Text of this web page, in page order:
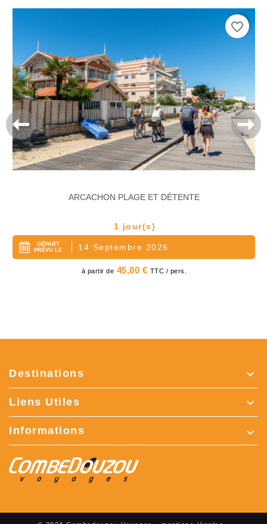
ARCACHON PLAGE ET DÉTENTE
1 jour(s)
DÉPART
PRÉVU LE
14 Septembre 2026
Prix
à partir de 45,00 € TTC / pers.
favorite_border
Destinations 
Liens Utiles 
Informations keyboard_arrow_down